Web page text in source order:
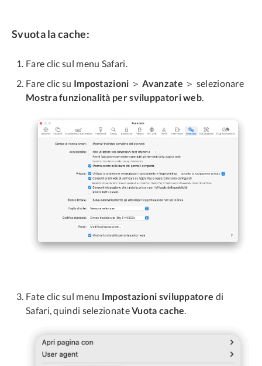
Svuota la cache:
Fare clic sul menu Safari.
Fare clic su Impostazioni ＞Avanzate ＞ selezionare
Mostra funzionalità per sviluppatori web.
Fate clic sul menu Impostazioni sviluppatore di
Safari, quindi selezionateVuota cache.